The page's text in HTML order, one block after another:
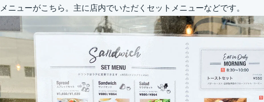
メニューがこちら。主に店内でいただくセットメニューなどです。